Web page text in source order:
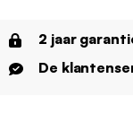
2 jaar
De